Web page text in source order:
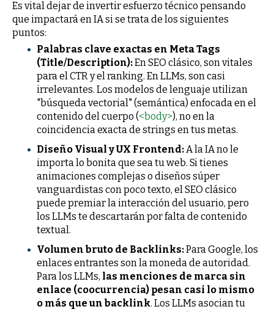
Es vital dejar de invertir esfuerzo técnico pensando
que impactará en IA si se trata de los siguientes
puntos:
Palabras clave exactas en Meta Tags
(Title/Description):En SEO clásico, son vitales
para el CTR y el ranking. En LLMs, son casi
irrelevantes. Los modelos de lenguaje utilizan
"búsqueda vectorial" (semántica) enfocada en el
contenido del cuerpo (<body>), no en la
coincidencia exacta de strings en tus metas.
Diseño Visual y UX Frontend:A la IA no le
importa lo bonita que sea tu web. Si tienes
animaciones complejas o diseños súper
vanguardistas con poco texto, el SEO clásico
puede premiar la interacción del usuario, pero
los LLMs te descartarán por falta de contenido
textual.
Volumen bruto de Backlinks:Para Google, los
enlaces entrantes son la moneda de autoridad.
Para los LLMs, las menciones de marca sin
enlace (coocurrencia) pesan casi lo mismo
o más que un backlink. Los LLMs asocian tu